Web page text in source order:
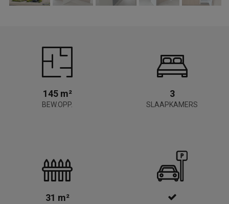
145 m²
BEW.OPP.
3
SLAAPKAMERS
31 m²